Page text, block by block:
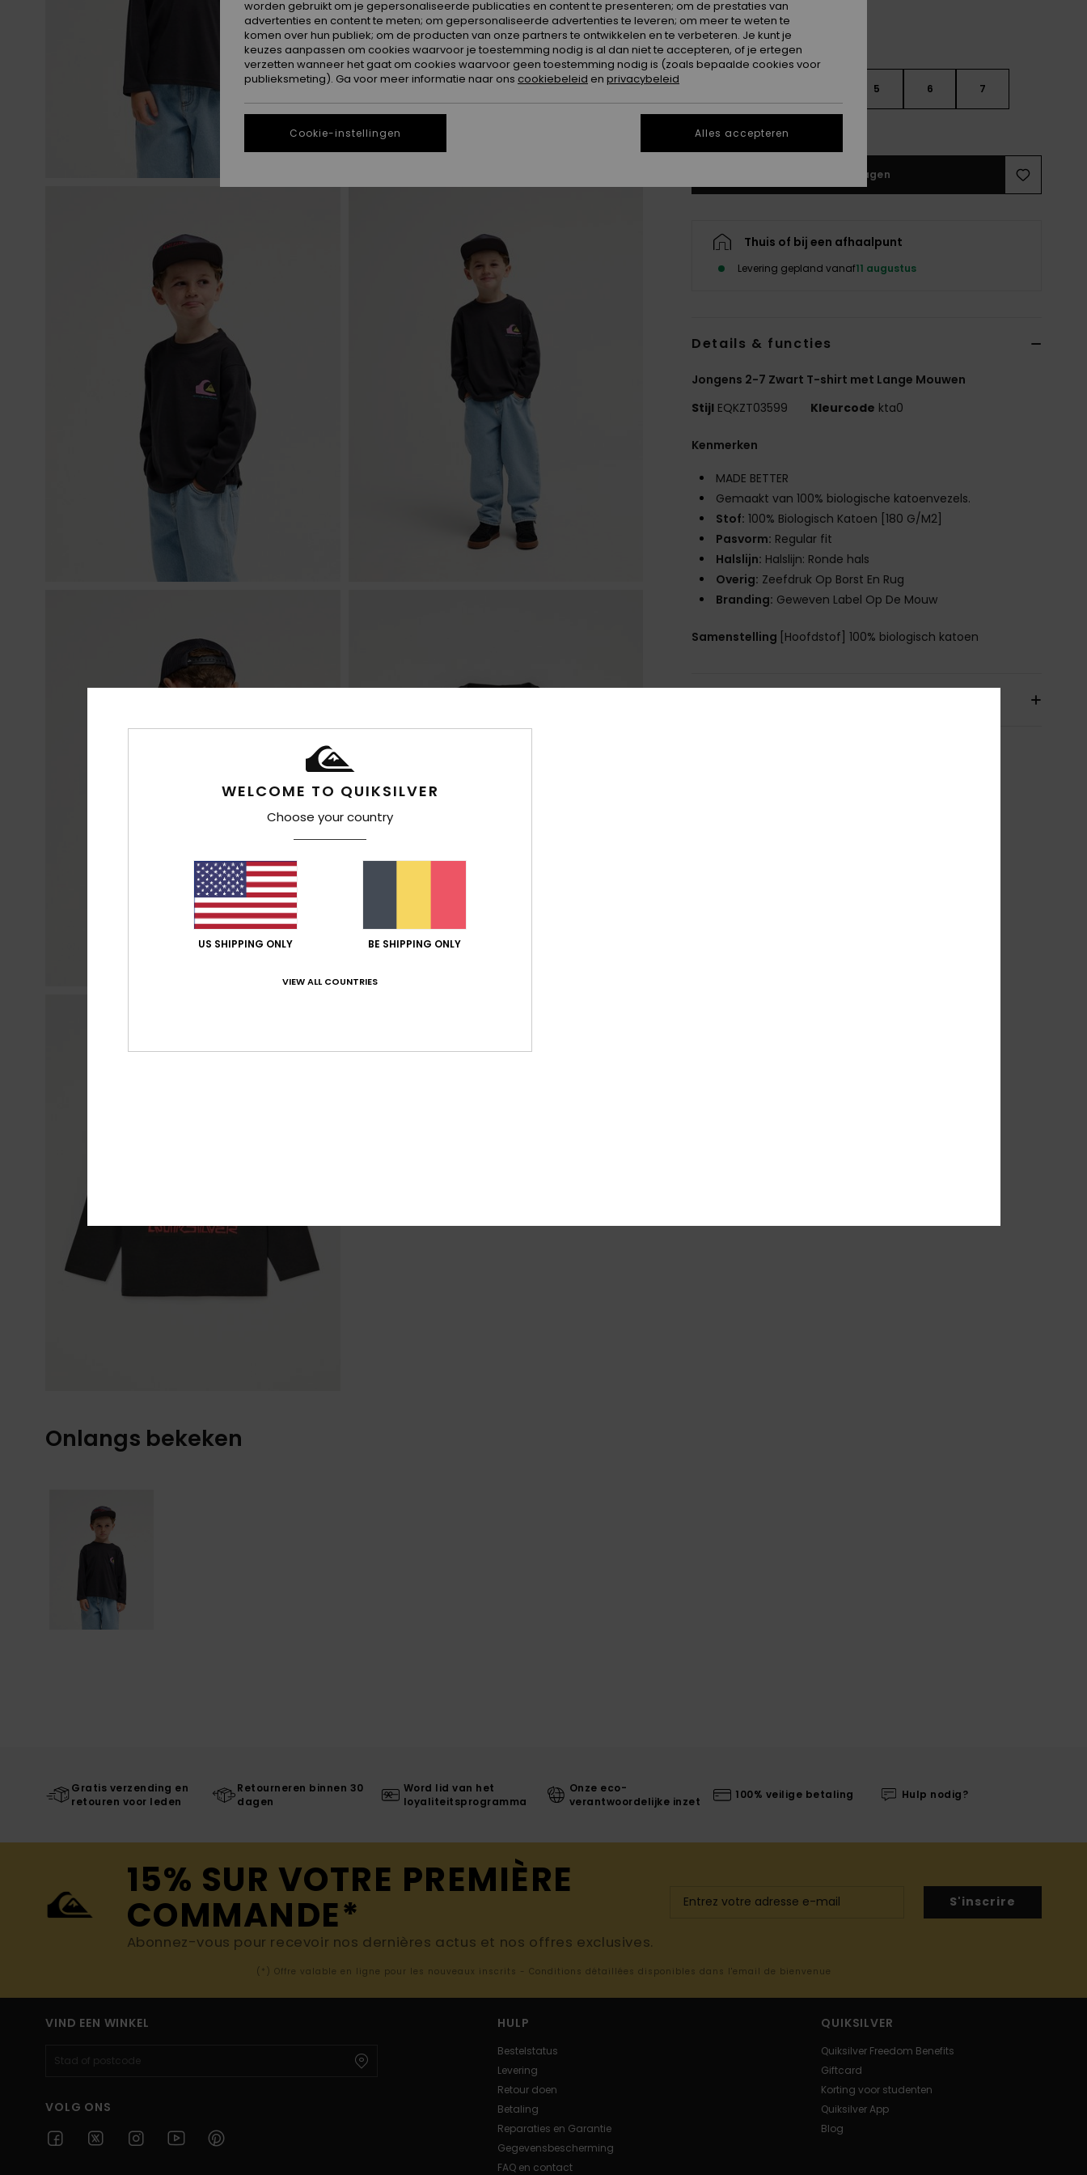
5 6 7
Zie maattabel
In winkelwagen
Thuis of bij een afhaalpunt
Levering gepland vanaf11 augustus
Details & functies
Jongens 2-7 Zwart T-shirt met Lange Mouwen
Stijl EQKZT03599 Kleurcode kta0
Kenmerken
MADE BETTER
Gemaakt van 100% biologische katoenvezels.
Stof: 100% Biologisch Katoen [180 G/M2]
Pasvorm: Regular fit
Halslijn: Halslijn: Ronde hals
Overig: Zeefdruk Op Borst En Rug
Branding: Geweven Label Op De Mouw
Samenstelling [Hoofdstof] 100% biologisch katoen
Onlangs bekeken
Gratis verzending en
retouren voor leden
Retourneren binnen 30
dagen
Word lid van het
loyaliteitsprogramma
Onze eco-
verantwoordelijke inzet
100% veilige betaling Hulp nodig?
15% SUR VOTRE PREMIÈRE
COMMANDE*
Abonnez-vous pour recevoir nos dernières actus et nos offres exclusives.
S'inscrire
(*) Offre valable en ligne pour les nouveaux inscrits - Conditions détaillées disponibles dans l'email de bienvenue
VIND EEN WINKEL
VOLG ONS
HULP
Bestelstatus
Levering
Retour doen
Betaling
Reparaties en Garantie
Gegevensbescherming
FAQ en contact
QUIKSILVER
Quiksilver Freedom Benefits
Giftcard
Korting voor studenten
Quiksilver App
Blog
WELCOME TO QUIKSILVER
Choose your country
US SHIPPING ONLY BE SHIPPING ONLY
VIEW ALL COUNTRIES
worden gebruikt om je gepersonaliseerde publicaties en content te presenteren; om de prestaties van
advertenties en content te meten; om gepersonaliseerde advertenties te leveren; om meer te weten te
komen over hun publiek; om de producten van onze partners te ontwikkelen en te verbeteren. Je kunt je
keuzes aanpassen om cookies waarvoor je toestemming nodig is al dan niet te accepteren, of je ertegen
verzetten wanneer het gaat om cookies waarvoor geen toestemming nodig is (zoals bepaalde cookies voor
publieksmeting). Ga voor meer informatie naar ons cookiebeleid en privacybeleid
Cookie-instellingen Alles accepteren